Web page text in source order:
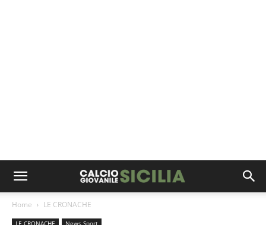
Home LE CRONACHE
LE CRONACHE News Sport